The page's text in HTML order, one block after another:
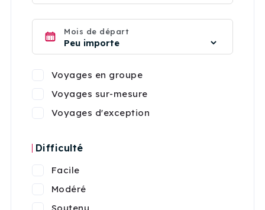
Mois de départ
Voyages en groupe
Voyages sur-mesure
Voyages d'exception
Difficulté
Facile
Modéré